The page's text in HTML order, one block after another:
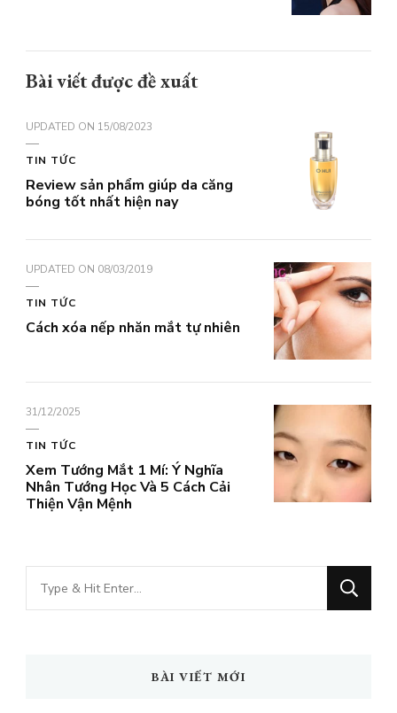
Bài viết được đề xuất
UPDATED ON 15/08/2023
TIN TỨC
Review sản phẩm giúp da căng
bóng tốt nhất hiện nay
UPDATED ON 08/03/2019
TIN TỨC
Cách xóa nếp nhăn mắt tự nhiên
31/12/2025
TIN TỨC
Xem Tướng Mắt 1 Mí: Ý Nghĩa
Nhân Tướng Học Và 5 Cách Cải
Thiện Vận Mệnh
Bạn
muốn
BÀI VIẾT MỚI